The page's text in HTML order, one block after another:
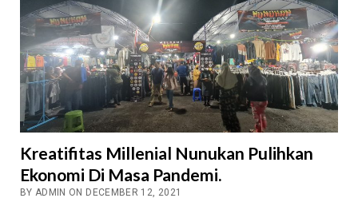
Kreatifitas Millenial Nunukan Pulihkan
Ekonomi Di Masa Pandemi.
BY ADMIN ON DECEMBER 12, 2021